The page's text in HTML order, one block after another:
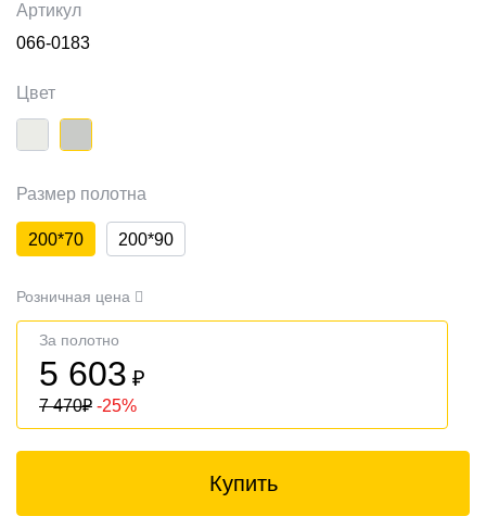
Артикул
066-0183
Цвет
Размер полотна
200*70 200*90
Розничная цена
За полотно
5 603 ₽
7 470₽ -25%
Купить